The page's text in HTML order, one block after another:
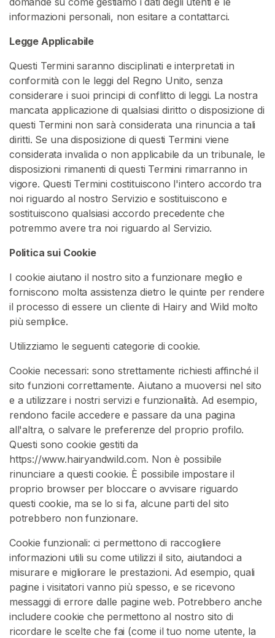
informazioni personali, non esitare a contattarci.
Legge Applicabile
Questi Termini saranno disciplinati e interpretati in
conformità con le leggi del Regno Unito, senza
considerare i suoi principi di conflitto di leggi. La nostra
mancata applicazione di qualsiasi diritto o disposizione di
questi Termini non sarà considerata una rinuncia a tali
diritti. Se una disposizione di questi Termini viene
considerata invalida o non applicabile da un tribunale, le
disposizioni rimanenti di questi Termini rimarranno in
vigore. Questi Termini costituiscono l'intero accordo tra
noi riguardo al nostro Servizio e sostituiscono e
sostituiscono qualsiasi accordo precedente che
potremmo avere tra noi riguardo al Servizio.
Politica sui Cookie
I cookie aiutano il nostro sito a funzionare meglio e
forniscono molta assistenza dietro le quinte per rendere
il processo di essere un cliente di Hairy and Wild molto
più semplice.
Utilizziamo le seguenti categorie di cookie.
Cookie necessari: sono strettamente richiesti affinché il
sito funzioni correttamente. Aiutano a muoversi nel sito
e a utilizzare i nostri servizi e funzionalità. Ad esempio,
rendono facile accedere e passare da una pagina
all'altra, o salvare le preferenze del proprio profilo.
Questi sono cookie gestiti da
https://www.hairyandwild.com. Non è possibile
rinunciare a questi cookie. È possibile impostare il
proprio browser per bloccare o avvisare riguardo
questi cookie, ma se lo si fa, alcune parti del sito
potrebbero non funzionare.
Cookie funzionali: ci permettono di raccogliere
informazioni utili su come utilizzi il sito, aiutandoci a
misurare e migliorare le prestazioni. Ad esempio, quali
pagine i visitatori vanno più spesso, e se ricevono
messaggi di errore dalle pagine web. Potrebbero anche
includere cookie che permettono al nostro sito di
ricordare le scelte che fai (come il tuo nome utente, la
o
i
C
o
n
t
e
n
u
t
o
P
e
C
p
e
l
l
i
F
e
t
i
c
c
i
o
D
e
i
a
p
e
l
l
i